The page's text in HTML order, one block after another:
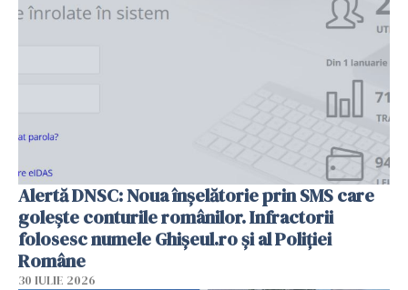
Alertă DNSC: Noua înșelătorie prin SMS care
golește conturile românilor. Infractorii
folosesc numele Ghișeul.ro și al Poliției
Române
30 IULIE 2026